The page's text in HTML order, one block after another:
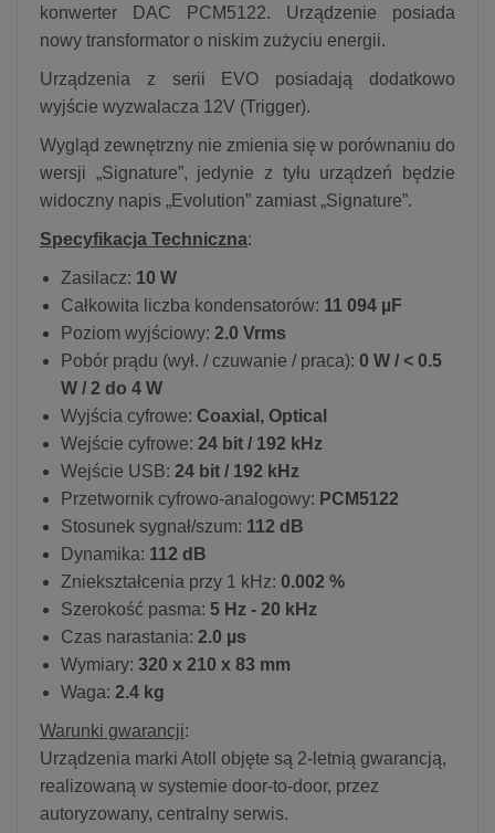
konwerter DAC PCM5122. Urządzenie posiada
nowy transformator o niskim zużyciu energii.
Urządzenia z serii EVO posiadają dodatkowo
wyjście wyzwalacza 12V (Trigger).
Wygląd zewnętrzny nie zmienia się w porównaniu do
wersji „Signature”, jedynie z tyłu urządzeń będzie
widoczny napis „Evolution” zamiast „Signature”.
Specyfikacja Techniczna:
Zasilacz: 10 W
Całkowita liczba kondensatorów: 11 094 µF
Poziom wyjściowy: 2.0 Vrms
Pobór prądu (wył. / czuwanie / praca): 0 W / < 0.5
W / 2 do 4 W
Wyjścia cyfrowe: Coaxial, Optical
Wejście cyfrowe: 24 bit / 192 kHz
Wejście USB: 24 bit / 192 kHz
Przetwornik cyfrowo-analogowy: PCM5122
Stosunek sygnał/szum: 112 dB
Dynamika: 112 dB
Zniekształcenia przy 1 kHz: 0.002 %
Szerokość pasma: 5 Hz - 20 kHz
Czas narastania: 2.0 µs
Wymiary: 320 x 210 x 83 mm
Waga: 2.4 kg
Warunki gwarancji:
Urządzenia marki Atoll objęte są 2-letnią gwarancją,
realizowaną w systemie door-to-door, przez
autoryzowany, centralny serwis.